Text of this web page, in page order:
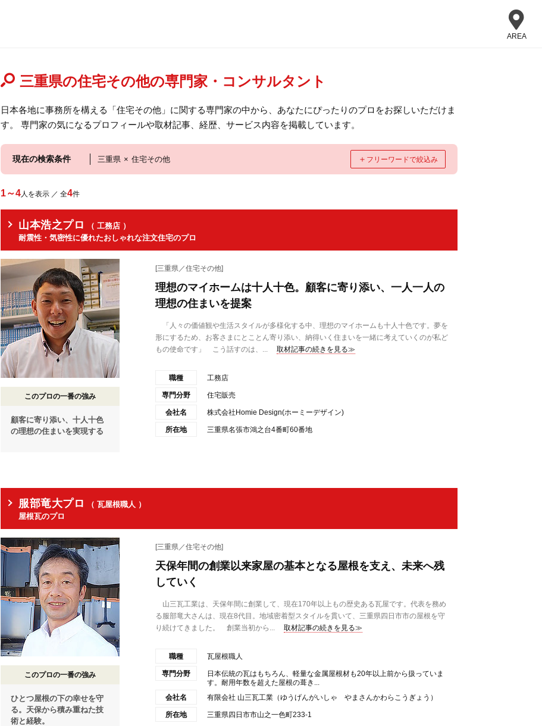
AREA
三重県の住宅その他の専門家・コンサルタント
日本各地に事務所を構える「住宅その他」に関する専門家の中から、あなたにぴったりのプロをお探しいただけま
す。 専門家の気になるプロフィールや取材記事、経歴、サービス内容を掲載しています。
現在の検索条件 三重県 × 住宅その他 ＋ フリーワードで絞込み
1～4人を表示 ／ 全4件
山本浩之プロ
（ 工務店 ）
耐震性・気密性に優れたおしゃれな注文住宅のプロ
このプロの一番の強み
顧客に寄り添い、十人十色
の理想の住まいを実現する
[三重県／住宅その他]
理想のマイホームは十人十色。顧客に寄り添い、一人一人の
理想の住まいを提案
「人々の価値観や生活スタイルが多様化する中、理想のマイホームも十人十色です。夢を
形にするため、お客さまにとことん寄り添い、納得いく住まいを一緒に考えていくのが私ど
もの使命です」 こう話すのは、...
取材記事の続きを見る≫
職種 工務店
専門分野 住宅販売
会社名 株式会社Homie Design(ホーミーデザイン)
所在地 三重県名張市鴻之台4番町60番地
服部竜大プロ
（ 瓦屋根職人 ）
屋根瓦のプロ
このプロの一番の強み
ひとつ屋根の下の幸せを守
る。天保から積み重ねた技
術と経験。
[三重県／住宅その他]
天保年間の創業以来家屋の基本となる屋根を支え、未来へ残
していく
山三瓦工業は、天保年間に創業して、現在170年以上もの歴史ある瓦屋です。代表を務め
る服部竜大さんは、現在8代目。地域密着型スタイルを貫いて、三重県四日市市の屋根を守
り続けてきました。 創業当初から...
取材記事の続きを見る≫
職種 瓦屋根職人
専門分野
日本伝統の瓦はもちろん、軽量な金属屋根材も20年以上前から扱っていま
す。耐用年数を超えた屋根の葺き...
会社名
有限会社 山三瓦工業（ゆうげんがいしゃ やまさんかわらこうぎょう）
所在地 三重県四日市市山之一色町233-1